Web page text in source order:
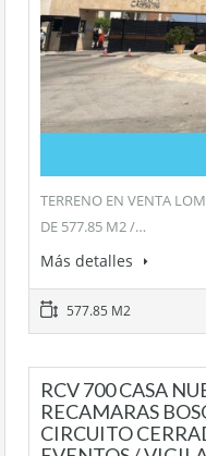
TERRENO EN VENTA
DE 577.85 M2 /…
Más detalles
577.85 M2
RCV 700 CASA
RECAMARAS
CIRCUITO